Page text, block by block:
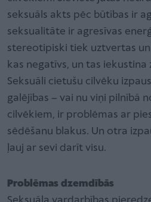
seksuāls akts pēc būtības ir
seksualitāte ir agresīvas
stereotipiski tiek uztvertas
kas negatīvs, un tas iekustina
Seksuāli cietušu cilvēku
galējības – vai nu viņi pilnībā
cilvēkiem, ir problēmas ar
sēdēšanu blakus. Un otra
ļauj ar sevi darīt visu.
Problēmas dzemdībās